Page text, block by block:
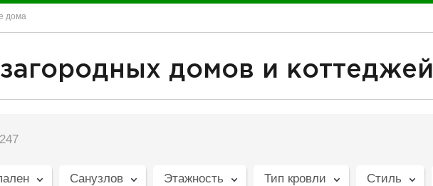
дома
домов и коттеджей
Санузлов Этажность Тип кровли Стиль